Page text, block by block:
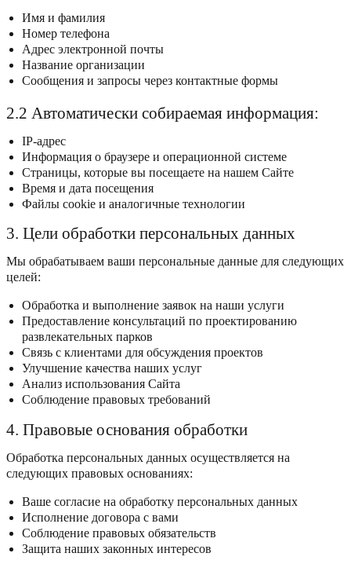
Имя и фамилия
Номер телефона
Адрес электронной почты
Название организации
Сообщения и запросы через контактные формы
2.2 Автоматически собираемая информация:
IP-адрес
Информация о браузере и операционной системе
Страницы, которые вы посещаете на нашем Сайте
Время и дата посещения
Файлы cookie и аналогичные технологии
3. Цели обработки персональных данных
Мы обрабатываем ваши персональные данные для следующих
целей:
Обработка и выполнение заявок на наши услуги
Предоставление консультаций по проектированию
развлекательных парков
Связь с клиентами для обсуждения проектов
Улучшение качества наших услуг
Анализ использования Сайта
Соблюдение правовых требований
4. Правовые основания обработки
Обработка персональных данных осуществляется на
следующих правовых основаниях:
Ваше согласие на обработку персональных данных
Исполнение договора с вами
Соблюдение правовых обязательств
Защита наших законных интересов